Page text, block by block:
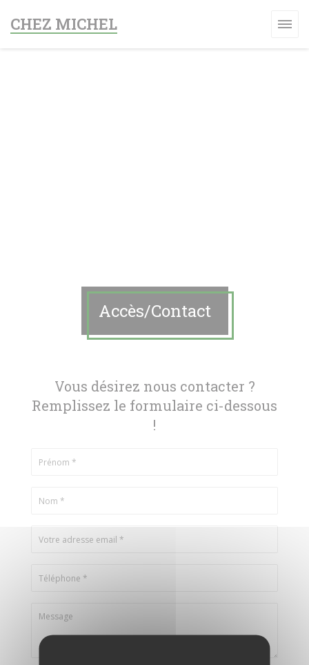
CHEZ MICHEL
Accès/Contact
Vous désirez nous contacter ?
Remplissez le formulaire ci-dessous
!